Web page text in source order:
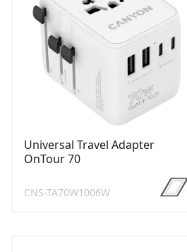
Universal Travel Adapter
OnTour 70
CNS-TA70W1006W